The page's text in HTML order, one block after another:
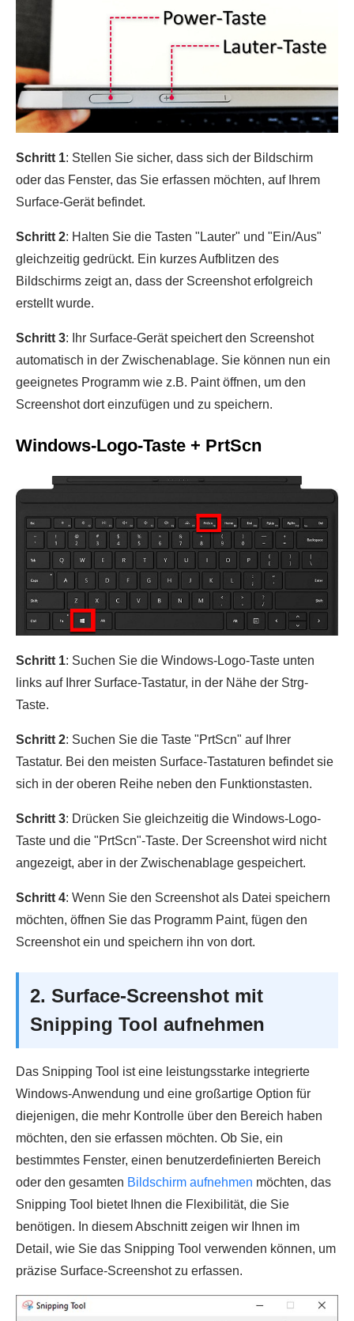
Schritt 1: Stellen Sie sicher, dass sich der Bildschirm
oder das Fenster, das Sie erfassen möchten, auf Ihrem
Surface-Gerät befindet.
Schritt 2: Halten Sie die Tasten "Lauter" und "Ein/Aus"
gleichzeitig gedrückt. Ein kurzes Aufblitzen des
Bildschirms zeigt an, dass der Screenshot erfolgreich
erstellt wurde.
Schritt 3: Ihr Surface-Gerät speichert den Screenshot
automatisch in der Zwischenablage. Sie können nun ein
geeignetes Programm wie z.B. Paint öffnen, um den
Screenshot dort einzufügen und zu speichern.
Windows-Logo-Taste + PrtScn
Schritt 1: Suchen Sie die Windows-Logo-Taste unten
links auf Ihrer Surface-Tastatur, in der Nähe der Strg-
Taste.
Schritt 2: Suchen Sie die Taste "PrtScn" auf Ihrer
Tastatur. Bei den meisten Surface-Tastaturen befindet sie
sich in der oberen Reihe neben den Funktionstasten.
Schritt 3: Drücken Sie gleichzeitig die Windows-Logo-
Taste und die "PrtScn"-Taste. Der Screenshot wird nicht
angezeigt, aber in der Zwischenablage gespeichert.
Schritt 4: Wenn Sie den Screenshot als Datei speichern
möchten, öffnen Sie das Programm Paint, fügen den
Screenshot ein und speichern ihn von dort.
2. Surface-Screenshot mit
Snipping Tool aufnehmen
Das Snipping Tool ist eine leistungsstarke integrierte
Windows-Anwendung und eine großartige Option für
diejenigen, die mehr Kontrolle über den Bereich haben
möchten, den sie erfassen möchten. Ob Sie, ein
bestimmtes Fenster, einen benutzerdefinierten Bereich
oder den gesamten Bildschirm aufnehmen möchten, das
Snipping Tool bietet Ihnen die Flexibilität, die Sie
benötigen. In diesem Abschnitt zeigen wir Ihnen im
Detail, wie Sie das Snipping Tool verwenden können, um
präzise Surface-Screenshot zu erfassen.